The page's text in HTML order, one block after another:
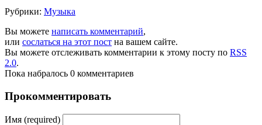
Link
Share
Рубрики: Музыка
Вы можете написать комментарий,
или сослаться на этот пост на вашем сайте.
Вы можете отслеживать комментарии к этому посту по RSS
2.0.
Пока набралось 0 комментариев
Прокомментировать
Имя (required)